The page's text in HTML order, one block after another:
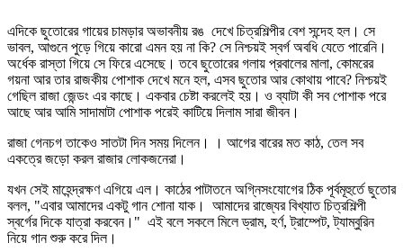
এদিকে ছুতোরের গায়ের চামড়ার অভাবনীয় রঙ দেখে চিত্রশিল্পীর বেশ সন্দেহ হল। সে
ভাবল, আগুনে পুড়ে গিয়ে কারো এমন হয় না কি? সে নিশ্চয়ই স্বর্গ অবধি যেতে পারেনি।
অর্ধেক রাস্তা গিয়ে সে ফিরে এসেছে। তবে ছুতোরের গলায় প্রবালের মালা, কোমরের
গয়না আর তার রাজকীয় পোশাক দেখে মনে হল, এসব ছুতোর আর কোথায় পাবে? নিশ্চয়ই
গেছিল রাজা জেন্ডং এর কাছে। একবার চেষ্টা করলেই হয়। ও ব্যাটা কী সব পোশাক পরে
আছে আর আমি সাদামাটা পোশাক পরেই কাটিয়ে দিলাম সারা জীবন।
রাজা গেনচগ তাকেও সাতটা দিন সময় দিলেন। । আগের বারের মত কাঠ, তেল সব
একত্রে জড়ো করল রাজার লোকজনেরা।
যখন সেই মাহেন্দ্রক্ষণ এগিয়ে এল। কাঠের পাটাতনে অগ্নিসংযোগের ঠিক পূর্বমূহুর্তে ছুতোর
বলল, "এবার আমাদের একটু গান শোনা যাক। আমাদের রাজ্যের বিখ্যাত চিত্রশিল্পী
স্বর্গের দিকে যাত্রা করবেন।" এই বলে সকলে মিলে ড্রাম, হর্ণ, ট্রাম্পেট, ট্যাম্বুরিন
নিয়ে গান শুরু করে দিল।